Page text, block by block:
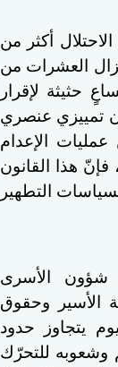
أكثر من
89 منهم، فيما لا يزال العشرات من
حثيثة لإقرار
تمييزي عنصري
الإعدام
فإنّ هذا القانون
التطهير
شؤون الأسرى
الأسير وحقوق
يتجاوز حدود
وشعوبه للتحرّك